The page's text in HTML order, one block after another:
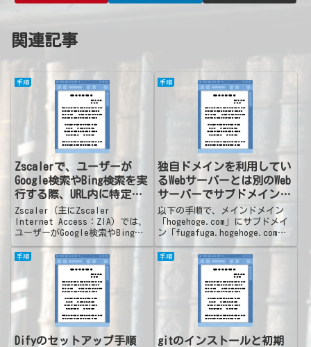
関連記事
手順
Zscalerで、ユーザーが
Google検索やBing検索を実
行する際、URL内に特定の
キーワードが含まれている
場合にアクセスをブロック
する設定
Zscaler（主にZscaler
Internet Access：ZIA）では、
ユーザーがGoogle検索やBing検
索を実行する際、URL内に特定の
キーワードが含まれている場合に
アクセスをブロックする設定を行
うことが可能です。※なお、
H...
手順
独自ドメインを利用してい
るWebサーバーとは別のWeb
サーバーでサブドメインを
利用
以下の手順で、メインドメイン
「hogehoge.com」にサブドメイ
ン「fugafuga.hogehoge.com」
を設定し、各WebサーバーでWeb
サーバーを準備する方法を調べま
した。自分はXServerでドメイン
を契約しているので、そこ...
手順
Difyのセットアップ手順
手順
gitのインストールと初期